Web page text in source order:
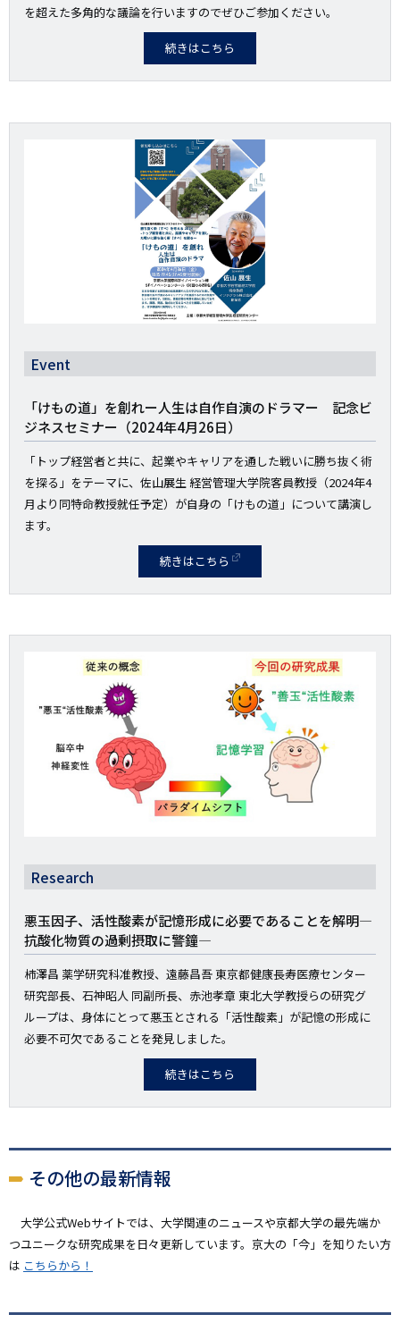
を超えた多角的な議論を行いますのでぜひご参加ください。
続きはこちら
Event
「けもの道」を創れー人生は自作自演のドラマー 記念ビ
ジネスセミナー（2024年4月26日）
「トップ経営者と共に、起業やキャリアを通した戦いに勝ち抜く術
を探る」をテーマに、佐山展生 経営管理大学院客員教授（2024年4
月より同特命教授就任予定）が自身の「けもの道」について講演し
ます。
続きはこちら
Research
悪玉因子、活性酸素が記憶形成に必要であることを解明―
抗酸化物質の過剰摂取に警鐘―
柿澤昌 薬学研究科准教授、遠藤昌吾 東京都健康長寿医療センター
研究部長、石神昭人 同副所長、赤池孝章 東北大学教授らの研究グ
ループは、身体にとって悪玉とされる「活性酸素」が記憶の形成に
必要不可欠であることを発見しました。
続きはこちら
その他の最新情報
大学公式Webサイトでは、大学関連のニュースや京都大学の最先端か
つユニークな研究成果を日々更新しています。京大の「今」を知りたい方
は こちらから！